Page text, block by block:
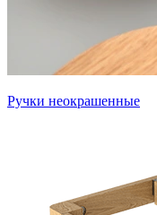
Ручки неокрашенные